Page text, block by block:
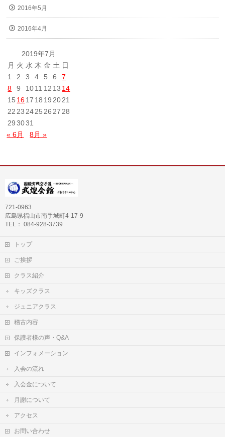
2016年5月
2016年4月
2019年7月
月 火 水 木 金 土 日
1
2 3 4 5 6
7
8
9 1011 12 13 14
15 1617 18 19 2021
22 23 2425 26 27 28
29 3031
« 6月
8月 »
721-0963
広島県福山市南手城町4-17-9
TEL： 084-928-3739
トップ
ご挨拶
クラス紹介
キッズクラス
ジュニアクラス
稽古内容
保護者様の声・Q&A
インフォメーション
入会の流れ
入会金について
月謝について
アクセス
お問い合わせ